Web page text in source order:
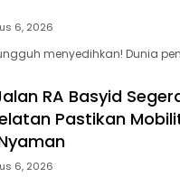
6, 2026
menyedihkan! Dunia
RA Basyid
Pastikan
6, 2026